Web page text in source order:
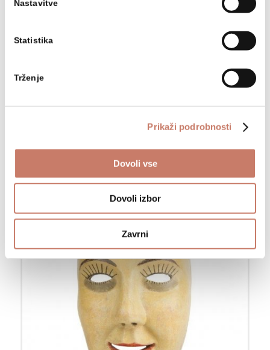
Nastavitve
Statistika
Trženje
Prikaži podrobnosti
Dovoli vse
Dovoli izbor
Zavrni